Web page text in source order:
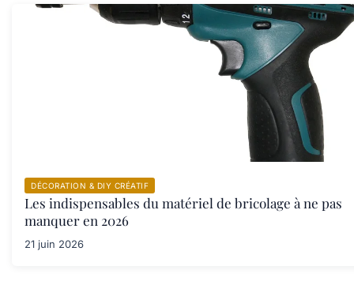
DÉCORATION & DIY CRÉATIF
Les indispensables du matériel de bricolage à ne pas
manquer en 2026
21 juin 2026